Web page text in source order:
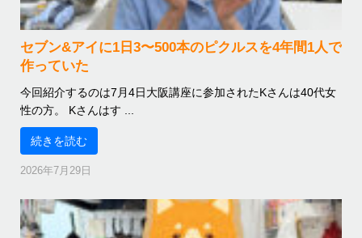
セブン&アイに1日3〜500本のピクルスを4年間1人で
作っていた
今回紹介するのは7月4日大阪講座に参加されたKさんは40代女
性の方。 Kさんはす ...
続きを読む
2026年7月29日